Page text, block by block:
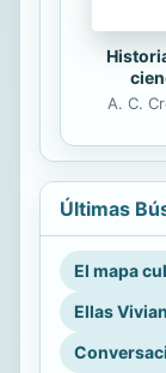
A. C.
Últimas
El mapa
Ellas